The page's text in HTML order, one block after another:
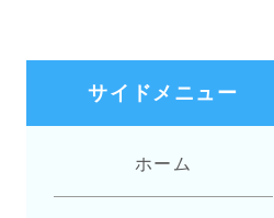
サイドメニュー
ホーム